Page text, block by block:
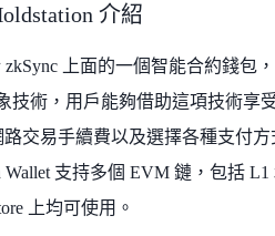
介紹
zkSync 上面的一個智能合約錢包
技術，用戶能夠借助這項技術享
交易手續費以及選擇各種支付方
Wallet 支持多個 EVM 鏈，包括 L1
上均可使用。